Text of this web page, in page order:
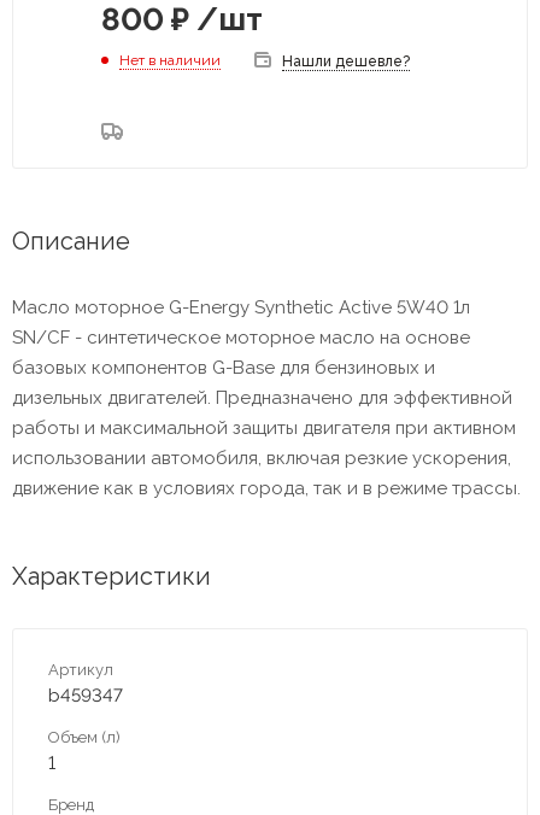
800 ₽ /шт
Нет в наличии Нашли дешевле?
Описание
Масло моторное G-Energy Synthetic Active 5W40 1л
SN/CF - синтетическое моторное масло на основе
базовых компонентов G-Base для бензиновых и
дизельных двигателей. Предназначено для эффективной
работы и максимальной защиты двигателя при активном
использовании автомобиля, включая резкие ускорения,
движение как в условиях города, так и в режиме трассы.
Характеристики
Артикул
b459347
Объем (л)
1
Бренд